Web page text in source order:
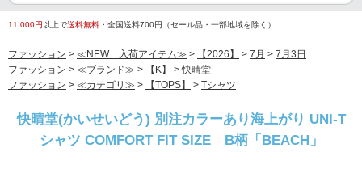
11,000円 以上で送料無料 ・全国送料700円（セール品・一部地域を除く）
ファッション > ≪NEW 入荷アイテム≫ > 【2026】 > 7月 > 7月3日
ファッション > ≪ブランド≫ > 【K】 >快晴堂
ファッション > ≪カテゴリ≫ > 【TOPS】 > Tシャツ
快晴堂(かいせいどう) 別注カラーあり海上がり UNI-T
シャツ COMFORT FIT SIZE B柄「BEACH」